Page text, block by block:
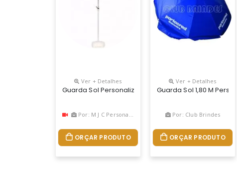
Ver + Detalhes
Guarda Sol Personalizado
Por: M J C Personalizados
ORÇAR PRODUTO
Ver + Detalhes
Guarda Sol 1,80 M
Por: Club Brindes
ORÇAR PRODUTO